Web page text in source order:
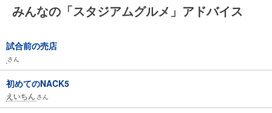
みんなの「スタジアムグルメ」アドバイス
試合前の売店
さん
初めてのNACK5
えいちん さん